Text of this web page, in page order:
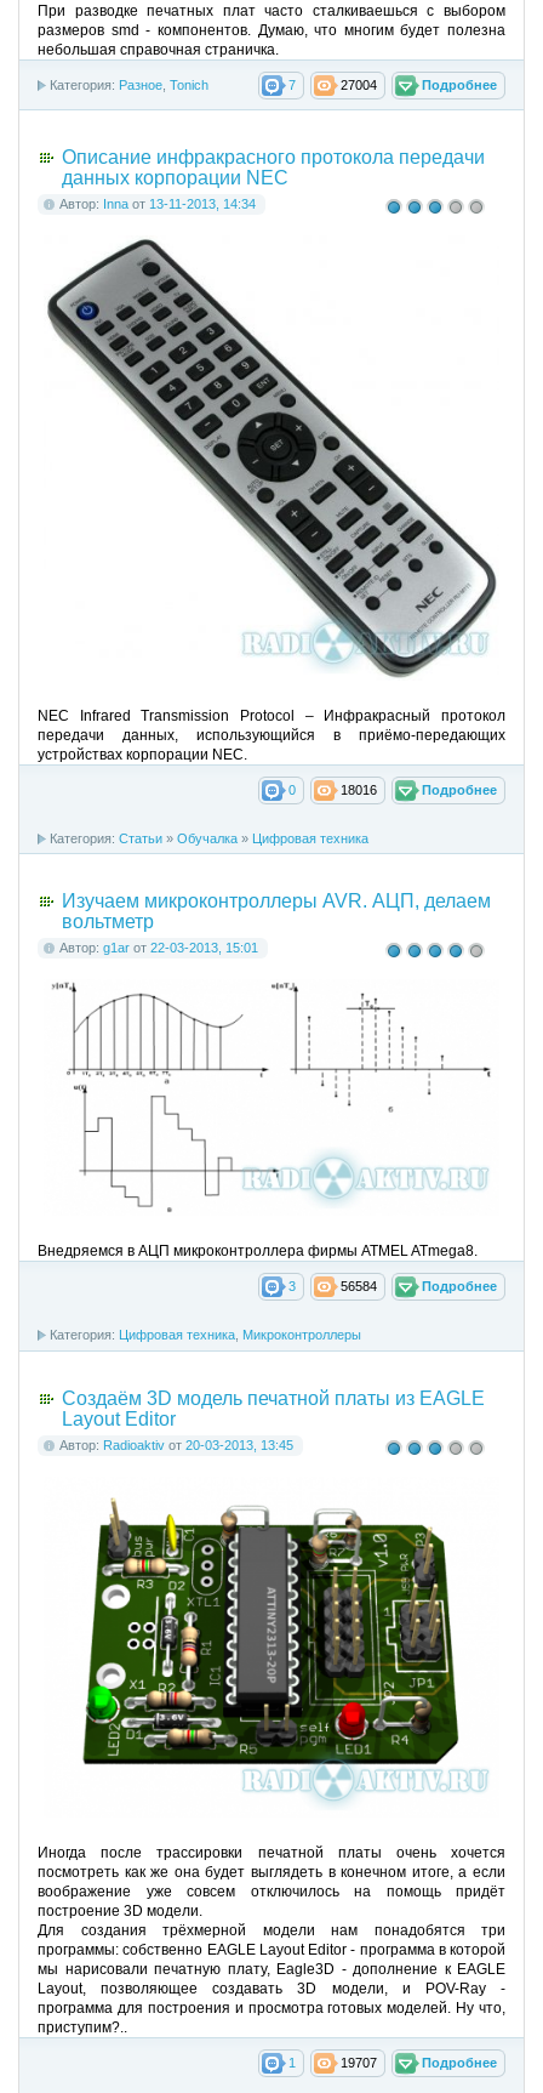
При разводке печатных плат часто сталкиваешься с выбором
размеров smd - компонентов. Думаю, что многим будет полезна
небольшая справочная страничка.
Подробнее
27004
7
Категория: Разное Tonich
Описание инфракрасного протокола передачи
данных корпорации NEC
Автор: Inna от 13-11-2013, 14:34
NEC Infrared Transmission Protocol – Инфракрасный протокол
передачи данных, использующийся в приёмо-передающих
устройствах корпорации NEC.
Подробнее
18016
0
Категория: Cтатьи » Обучалка » Цифровая техника
Изучаем микроконтроллеры AVR. АЦП, делаем
вольтметр
Автор: g1ar от 22-03-2013, 15:01
Внедряемся в АЦП микроконтроллера фирмы ATMEL ATmega8.
Подробнее
56584
3
Категория: Цифровая техника Микроконтроллеры
Создаём 3D модель печатной платы из EAGLE
Layout Editor
Автор: Radioaktiv от 20-03-2013, 13:45
Иногда после трассировки печатной платы очень хочется
посмотреть как же она будет выглядеть в конечном итоге, а если
воображение уже совсем отключилось на помощь придёт
построение 3D модели.
Для создания трёхмерной модели нам понадобятся три
программы: собственно EAGLE Layout Editor - программа в которой
мы нарисовали печатную плату, Eagle3D - дополнение к EAGLE
Layout, позволяющее создавать 3D модели, и POV-Ray -
программа для построения и просмотра готовых моделей. Ну что,
приступим?..
Подробнее
19707
1